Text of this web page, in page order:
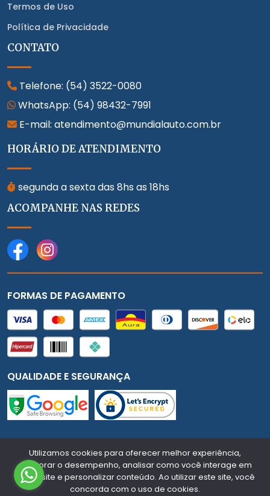
Termos de Uso
Política de Privacidade
CONTATO
Telefone: (54) 3522-0080
WhatsApp: (54) 98432-7991
E-mail: atendimento@mundialauto.com.br
HORÁRIO DE ATENDIMENTO
segunda a sexta das 8hs as 18hs
ACOMPANHE NAS REDES
FORMAS DE PAGAMENTO
QUALIDADE E SEGURANÇA
direitos reservados.2026
Desenvolvido Por:
Utilizamos cookies para oferecer melhor experiência,
melhorar o desempenho, analisar como você interage em
nosso site e personalizar conteúdo. Ao utilizar este site, você
concorda com o uso de cookies.